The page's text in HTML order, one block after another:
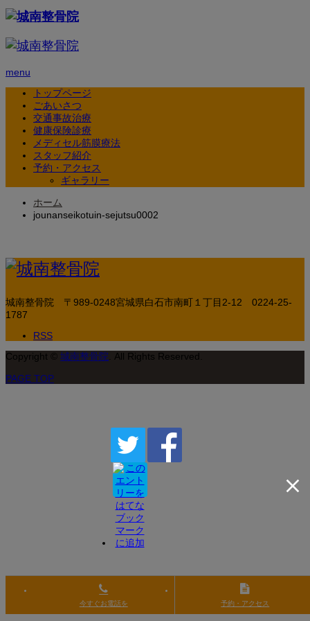
menu
トップページ
ごあいさつ
交通事故治療
健康保険診療
メディセル筋膜療法
スタッフ紹介
予約・アクセス
ギャラリー
ホーム
jounanseikotuin-sejutsu0002
城南整骨院 〒989-0248宮城県白石市南町１丁目2-12
0224-25-
1787
RSS
Copyright
城南整骨院 . All Rights Reserved.
PAGE TOP
今すぐお電話を 予約・アクセス